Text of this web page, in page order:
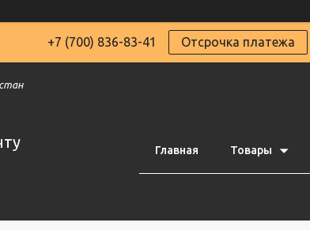
+7 (700) 836-83-41 Отсрочка платежа
Главная Товары